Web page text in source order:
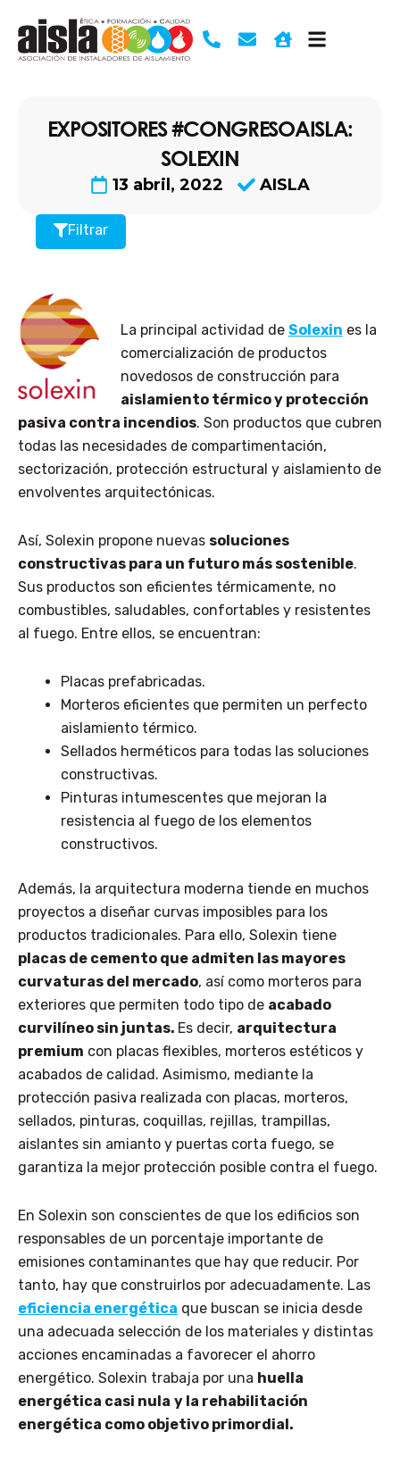
contenido
EXPOSITORES #CONGRESOAISLA:
SOLEXIN
13 abril, 2022 AISLA
Filtrar
La principal actividad de Solexin es la
comercialización de productos
novedosos de construcción para
aislamiento térmico y protección
pasiva contra incendios. Son productos que cubren
todas las necesidades de compartimentación,
sectorización, protección estructural y aislamiento de
envolventes arquitectónicas.
Así, Solexin propone nuevas soluciones
constructivas para un futuro más sostenible.
Sus productos son eficientes térmicamente, no
combustibles, saludables, confortables y resistentes
al fuego. Entre ellos, se encuentran:
Placas prefabricadas.
Morteros eficientes que permiten un perfecto
aislamiento térmico.
Sellados herméticos para todas las soluciones
constructivas.
Pinturas intumescentes que mejoran la
resistencia al fuego de los elementos
constructivos.
Además, la arquitectura moderna tiende en muchos
proyectos a diseñar curvas imposibles para los
productos tradicionales. Para ello, Solexin tiene
placas de cemento que admiten las mayores
curvaturas del mercado, así como morteros para
exteriores que permiten todo tipo de acabado
curvilíneo sin juntas. Es decir, arquitectura
premium con placas flexibles, morteros estéticos y
acabados de calidad. Asimismo, mediante la
protección pasiva realizada con placas, morteros,
sellados, pinturas, coquillas, rejillas, trampillas,
aislantes sin amianto y puertas corta fuego, se
garantiza la mejor protección posible contra el fuego.
En Solexin son conscientes de que los edificios son
responsables de un porcentaje importante de
emisiones contaminantes que hay que reducir. Por
tanto, hay que construirlos por adecuadamente. Las
eficiencia energética que buscan se inicia desde
una adecuada selección de los materiales y distintas
acciones encaminadas a favorecer el ahorro
energético. Solexin trabaja por una huella
energética casi nula y la rehabilitación
energética como objetivo primordial.